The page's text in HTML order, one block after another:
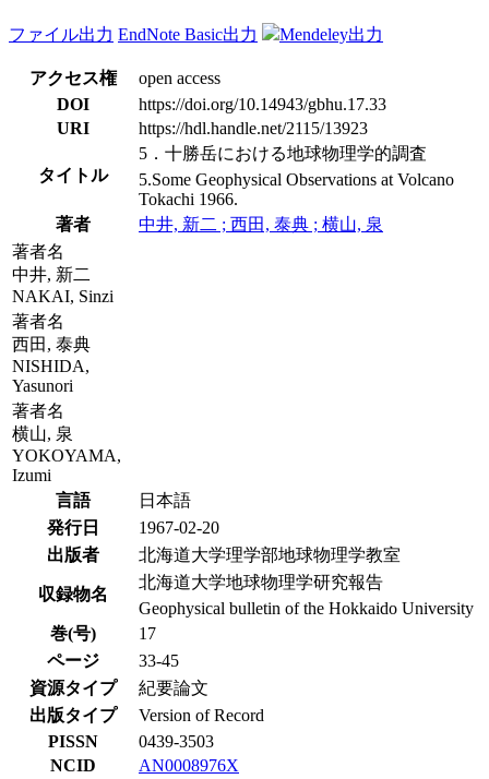
ファイル出力 EndNote Basic出力 Mendeley出力
アクセス権
open access
DOI
https://doi.org/10.14943/gbhu.17.33
URI
https://hdl.handle.net/2115/13923
タイトル
5．十勝岳における地球物理学的調査
5.Some Geophysical Observations at Volcano
Tokachi 1966.
著者
中井, 新二 ; 西田, 泰典 ; 横山, 泉
著者名
中井, 新二
NAKAI, Sinzi
著者名
西田, 泰典
NISHIDA,
Yasunori
著者名
横山, 泉
YOKOYAMA,
Izumi
言語
日本語
発行日
1967-02-20
出版者
北海道大学理学部地球物理学教室
収録物名
北海道大学地球物理学研究報告
Geophysical bulletin of the Hokkaido University
巻(号)
17
ページ
33-45
資源タイプ
紀要論文
出版タイプ
Version of Record
PISSN
0439-3503
NCID
AN0008976X